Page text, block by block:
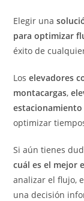
Elegir una
para optimizar
éxito de
Loselevadores
montacargas,
optimizar
Si aún tienes
cuál es el mejor
analizar el flujo,
una decisión